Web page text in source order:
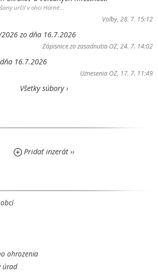
určil v obci Horné...
Voľby, 28. 7. 15:12
zo dňa 16.7.2026
Zápisnice zo zasadnutia OZ, 24. 7. 14:02
16.7.2026
Uznesenia OZ, 17. 7. 11:49
Všetky súbory ›
Pridať inzerát ››
ohrozenia
úrad